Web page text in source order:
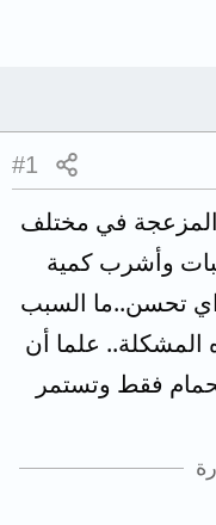
#1
المزعجة في مختلف
وأشرب كمية
اي تحسن..ما السبب
علما أن
فقط وتستمر